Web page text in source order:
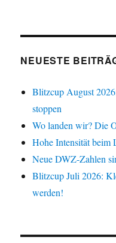
NEUESTE
Blitzcup August
stoppen
Wo landen wir? Die
Hohe Intensität beim
Neue DWZ-Zahlen
Blitzcup Juli 2026:
werden!